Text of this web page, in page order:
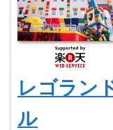
レゴラン
ル